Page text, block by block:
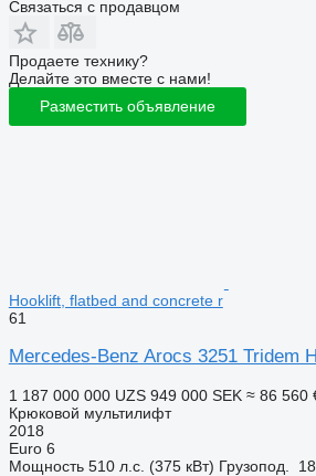
Связаться с продавцом
Продаете технику?
Делайте это вместе с нами!
Разместить объявление
Hooklift, flatbed and concrete r
61
Mercedes-Benz Arocs 3251 Tridem
1 187 000 000 UZS 949 000 SEK ≈ 86 560
Крюковой мультилифт
2018
Euro 6
Мощность 510 л.с. (375 кВт) Грузопод.